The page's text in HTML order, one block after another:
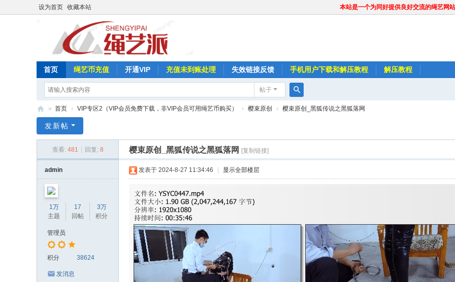
设为首页 收藏本站 本站是一个为同好提供良好交流的绳艺网
首页 绳艺币充值 开通VIP 充值未到账处理 失效链接反馈 手机用户下载和解压教程 解压教程
帖子
搜
艺
» 首页 › VIP专区2（VIP会员免费下载，非VIP会员可用绳艺币购买） › 樱束原创 › 樱束原创_黑狐传说之黑狐落网
发新帖
查看: 481 回复: 8 樱束原创_黑狐传说之黑狐落网 [复制链接]
admin
1万
主题
17
回帖
3万
积分
管理员
积分 38624
发消息
发表于 2024-8-27 11:34:46 显示全部楼层